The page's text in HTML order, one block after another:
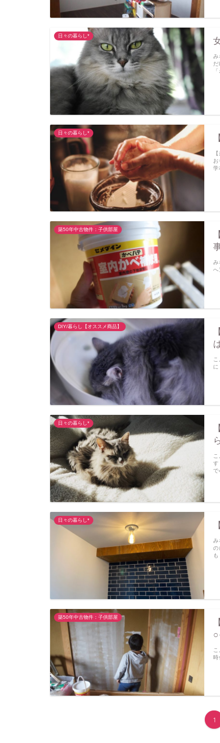
日々の暮らし*
み
日々の暮らし*
築50年中古物件：子供部屋
み
DIY/暮らし【オススメ商品】
日々の暮らし*
す
日々の暮らし*
み
の
築50年中古物件：子供部屋
1